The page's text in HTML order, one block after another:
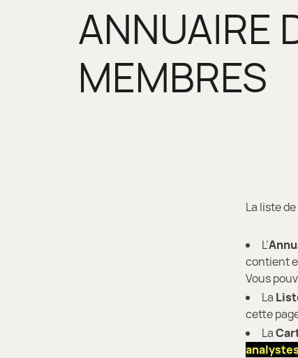
ANNUAIRE
MEMBRES
La liste
L’
contient
Vous
La
cette
La
analystes